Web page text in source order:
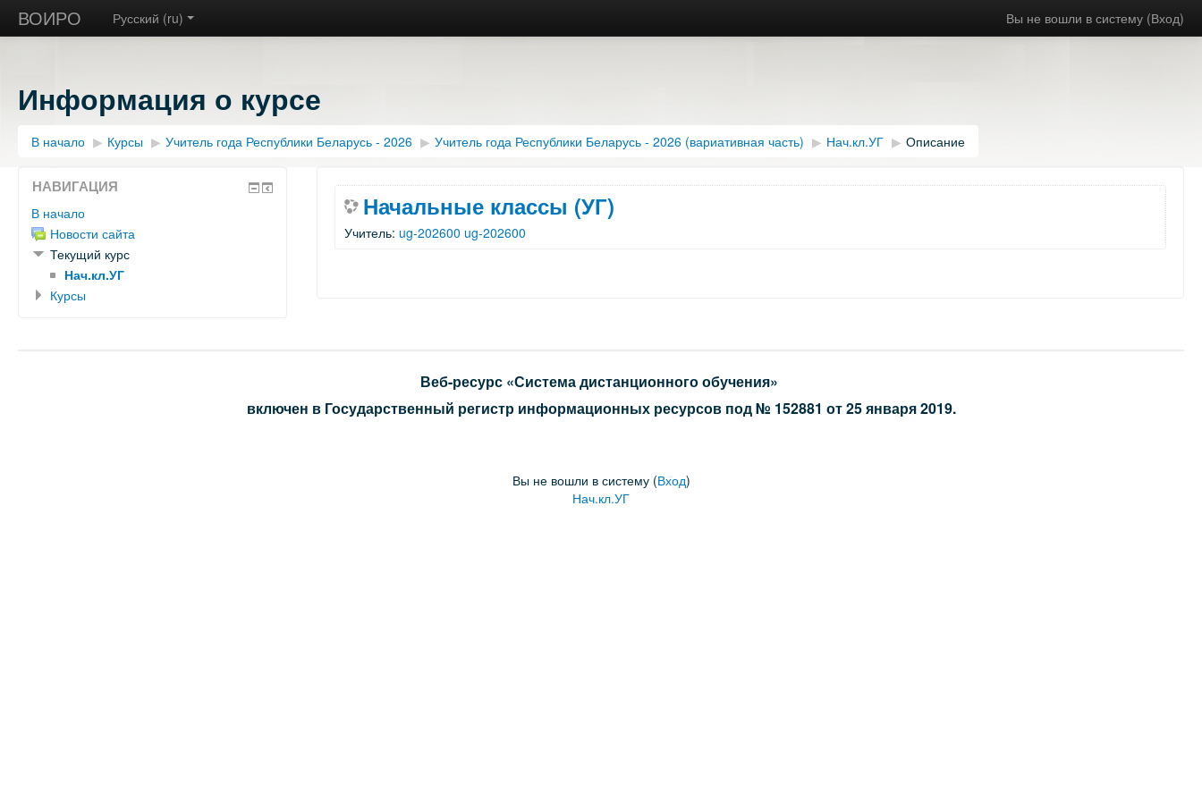
ВОИРО Вы не вошли в систему (Вход)
Русский ‎(ru)‎
Информация о курсе
В начало ▶︎ Курсы ▶︎ Учитель года Республики Беларусь - 2026 ▶︎ Учитель года Республики Беларусь - 2026 (вариативная часть) ▶︎ Нач.кл.УГ ▶︎ Описание
Начальные классы (УГ)
Учитель: ug-202600 ug-202600
НАВИГАЦИЯ
В начало
Новости сайта
Текущий курс
Нач.кл.УГ
Курсы
Веб-ресурс «Система дистанционного обучения»
включен в Государственный регистр информационных ресурсов под № 152881 от 25 января 2019.
Вы не вошли в систему (Вход)
Нач.кл.УГ